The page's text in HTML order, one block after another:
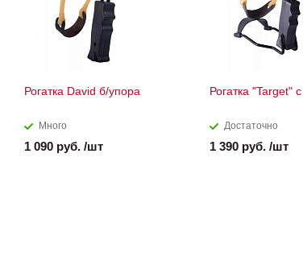
Рогатка David б/упора
Много
1 090 руб. /шт
Рогатка "Target"
Достаточно
1 390 руб. /шт